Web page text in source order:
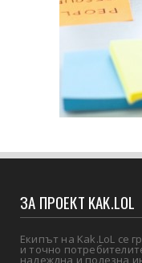
ЗА ПРОЕКТ KAK.LOL
Екипът на Kak.LoL се
и точно
надеждна и полезна